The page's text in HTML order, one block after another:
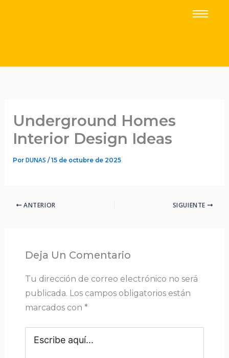
Underground Homes
Interior Design Ideas
Por DUNAS / 15 de octubre de 2025
ANTERIOR SIGUIENTE
Deja Un Comentario
Tu dirección de correo electrónico no será
publicada. Los campos obligatorios están
marcados con *
aquí...